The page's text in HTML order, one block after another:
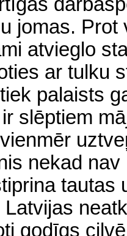
jomas.
atvieglo
ar tulku
palaists
slēptiem
nekad
tautas
godīgs